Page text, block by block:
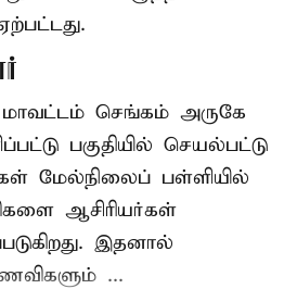
செங்கம் அருகே
பகுதியில் செயல்பட்டு
மேல்நிலைப் பள்ளியில்
ஆசிரியர்கள்
இதனால்
...